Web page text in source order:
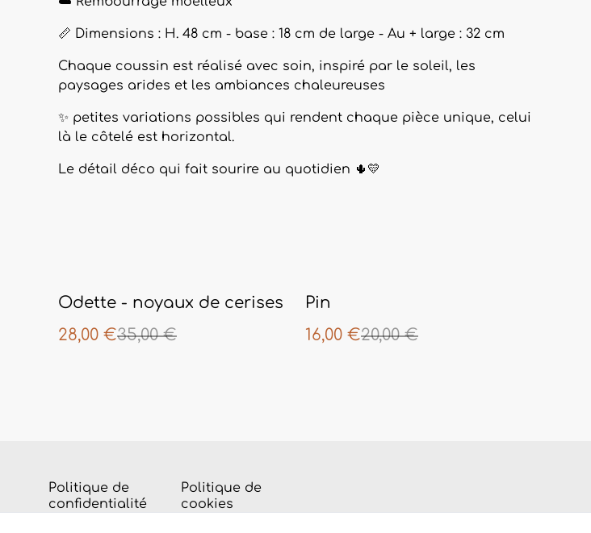
📏 Dimensions : H. 48 cm - base : 18 cm de large - Au + large : 32 cm
Chaque coussin est réalisé avec soin, inspiré par le soleil, les
paysages arides et les ambiances chaleureuses
✨ petites variations possibles qui rendent chaque pièce unique, celui
là le côtelé est horizontal.
Le détail déco qui fait sourire au quotidien 🌵💛
%
Odette - noyaux de cerises
28,00 €35,00 €
%
Pin
16,00 €20,00 €
Politique de
confidentialité
Politique de
cookies